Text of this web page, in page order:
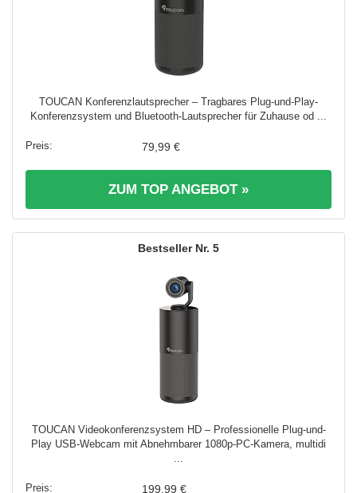
TOUCAN Konferenzlautsprecher – Tragbares Plug-und-Play-
Konferenzsystem und Bluetooth-Lautsprecher für Zuhause od ...
79,99 €
ZUM TOP ANGEBOT »
5
TOUCAN Videokonferenzsystem HD – Professionelle Plug-und-
Play USB-Webcam mit Abnehmbarer 1080p-PC-Kamera, multidi
199,99 €